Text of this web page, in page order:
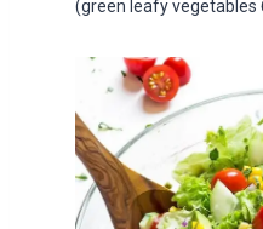
(green leafy vegetables